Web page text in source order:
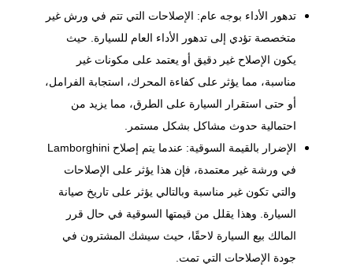
تدهور الأداء بوجه عام: الإصلاحات التي تتم في ورش غير
متخصصة تؤدي إلى تدهور الأداء العام للسيارة. حيث
يكون الإصلاح غير دقيق أو يعتمد على مكونات غير
مناسبة، مما يؤثر على كفاءة المحرك، استجابة الفرامل،
أو حتى استقرار السيارة على الطرق، مما يزيد من
احتمالية حدوث مشاكل بشكل مستمر.
الإضرار بالقيمة السوقية: عندما يتم إصلاح Lamborghini
في ورشة غير معتمدة، فإن هذا يؤثر على الإصلاحات
والتي تكون غير مناسبة وبالتالي يؤثر على تاريخ صيانة
السيارة. وهذا يقلل من قيمتها السوقية في حال قرر
المالك بيع السيارة لاحقًا، حيث سيشك المشترون في
جودة الإصلاحات التي تمت.